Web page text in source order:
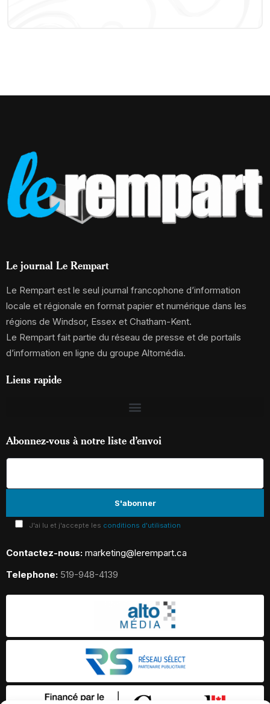
Le journal Le Rempart
Le Rempart est le seul journal francophone d’information
locale et régionale en format papier et numérique dans les
régions de Windsor, Essex et Chatham-Kent.
Le Rempart fait partie du réseau de presse et de portails
d’information en ligne du groupe Altomédia.
Liens rapide
Abonnez-vous à notre liste d’envoi
J'ai lu et j'accepte les conditions d'utilisation
Contactez-nous: marketing@lerempart.ca
Telephone: 519-948-4139